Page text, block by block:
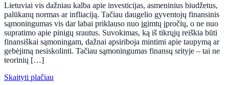
Lietuviai vis dažniau kalba apie investicijas, asmeninius biudžetus,
palūkanų normas ar infliaciją. Tačiau daugelio gyventojų finansinis
sąmoningumas vis dar labai priklauso nuo įgimtų įpročių, o ne nuo
supratimo apie pinigų srautus. Suvokimas, ką iš tikrųjų reiškia būti
finansiškai sąmoningam, dažnai apsiriboja mintimi apie taupymą ar
gebėjimą nesiskolinti. Tačiau sąmoningumas finansų srityje – tai ne
teorinių […]
Skaityti plačiau